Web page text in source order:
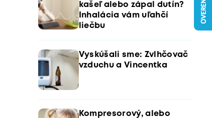
kašeľ alebo zápal dutín?
Inhalácia vám uľahčí
liečbu
Vyskúšali sme: Zvlhčovač
vzduchu a Vincentka
Kompresorový, alebo